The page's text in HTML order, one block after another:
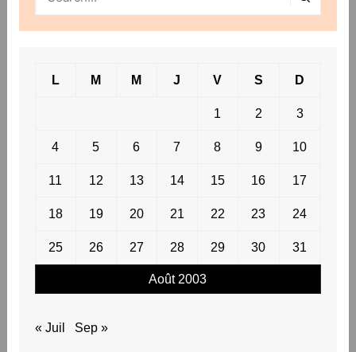
Août 2003
L M M J V S D
1 2 3
4 5 6 7 8 9 10
11 12 13 14 15 16 17
18 19 20 21 22 23 24
25 26 27 28 29 30 31
« Juil Sep »